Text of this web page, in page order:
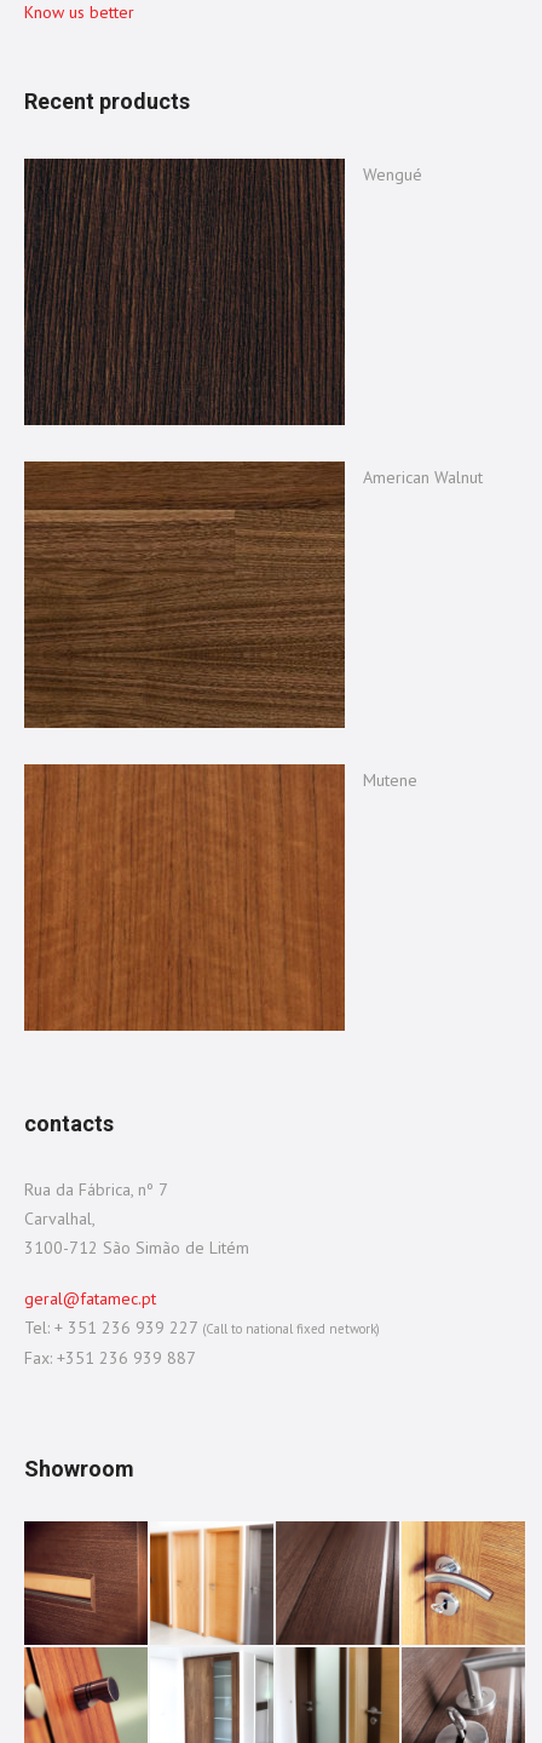
Know us better
Recent products
Wengué
American Walnut
Mutene
contacts
Rua da Fábrica, nº 7
Carvalhal,
3100-712 São Simão de Litém
geral@fatamec.pt
Tel: + 351 236 939 227 (Call to national fixed network)
Fax: +351 236 939 887
Showroom